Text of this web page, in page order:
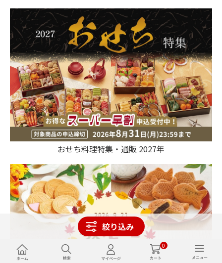
0
絞り込み
おせち料理特集・通販 2027年